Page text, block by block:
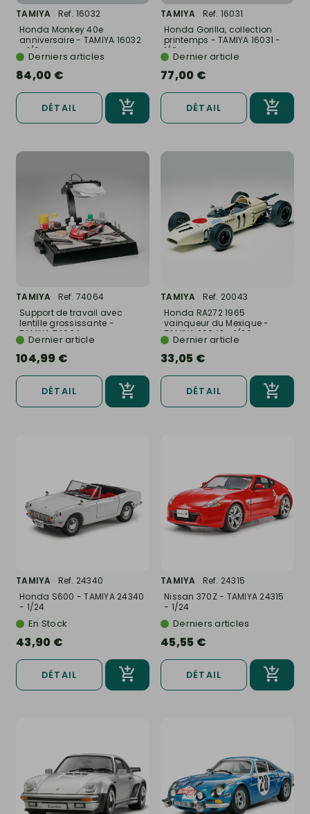
TAMIYA
Ref. 16032
Honda Monkey 40e
anniversaire - TAMIYA 16032
- 1/6Derniers articles
84,00 €
DÉTAIL
TAMIYA
Ref. 16031
Honda Gorilla, collection
printemps - TAMIYA 16031 -
1/6Dernier article
77,00 €
DÉTAIL
TAMIYA
Ref. 74064
Support de travail avec
lentille grossissante -
TAMIYA 74064
Dernier article
104,99 €
DÉTAIL
TAMIYA
Ref. 20043
Honda RA272 1965
vainqueur du Mexique -
TAMIYA 20043 - 1/20
Dernier article
33,05 €
DÉTAIL
TAMIYA
Ref. 24340
Honda S600 - TAMIYA 24340
- 1/24
En Stock
43,90 €
DÉTAIL
TAMIYA
Ref. 24315
Nissan 370Z - TAMIYA 24315
- 1/24
Derniers articles
45,55 €
DÉTAIL